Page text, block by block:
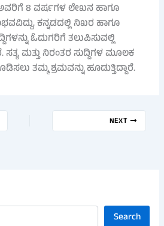
8 ವರ್ಷಗಳ ಲೇಖನ ಹಾಗೂ
ಕನ್ನಡದಲ್ಲಿ ನಿಖರ ಹಾಗೂ
ಓದುಗರಿಗೆ ತಲುಪಿಸುವಲ್ಲಿ
ಮತ್ತು ನಿರಂತರ ಸುದ್ದಿಗಳ ಮೂಲಕ
ತಮ್ಮ ಶ್ರಮವನ್ನು ಹೂಡುತ್ತಿದ್ದಾರೆ.
NEXT
Search